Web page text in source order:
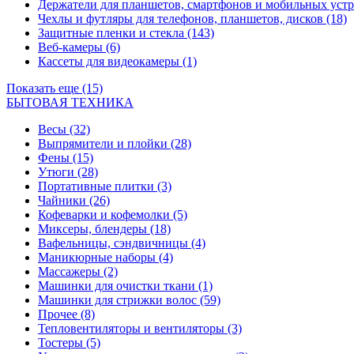
Держатели для планшетов, смартфонов и мобильных
Чехлы и футляры для телефонов, планшетов, дисков (18)
Защитные пленки и стекла (143)
Веб-камеры (6)
Кассеты для видеокамеры (1)
Показать еще (15)
БЫТОВАЯ ТЕХНИКА
Весы (32)
Выпрямители и плойки (28)
Фены (15)
Утюги (28)
Портативные плитки (3)
Чайники (26)
Кофеварки и кофемолки (5)
Миксеры, блендеры (18)
Вафельницы, сэндвичницы (4)
Маникюрные наборы (4)
Массажеры (2)
Машинки для очистки ткани (1)
Машинки для стрижки волос (59)
Прочее (8)
Тепловентиляторы и вентиляторы (3)
Тостеры (5)